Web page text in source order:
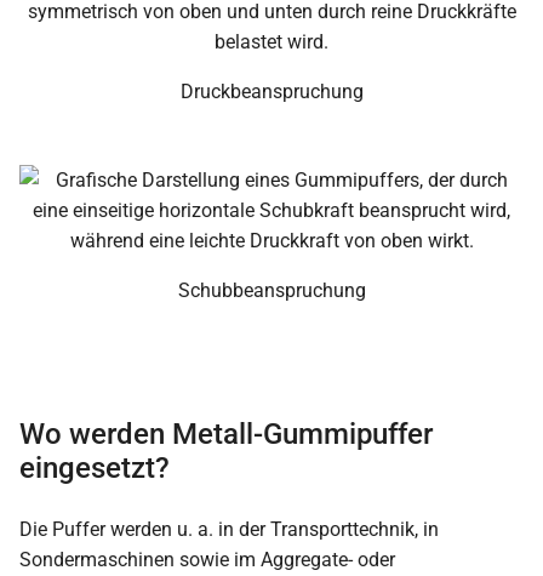
Druckbeanspruchung
Schubbeanspruchung
Wo werden Metall-Gummipuffer
eingesetzt?
Die Puffer werden u. a. in der Transporttechnik, in
Sondermaschinen sowie im Aggregate- oder